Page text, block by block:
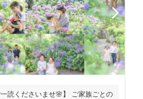
一読くださいませ🌸】 ご家族ごとの